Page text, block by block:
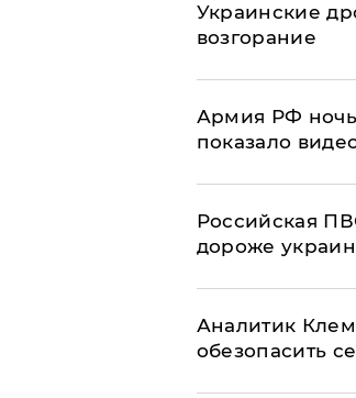
Украинские
возгорание
Армия РФ
показало
Российская
дороже
Аналитик
обезопасить